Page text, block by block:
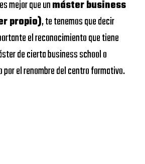
es mejor que unmáster business
propio), te tenemos que decir
el reconocimiento que tiene
de cierta business school o
por el renombre del centro formativo.